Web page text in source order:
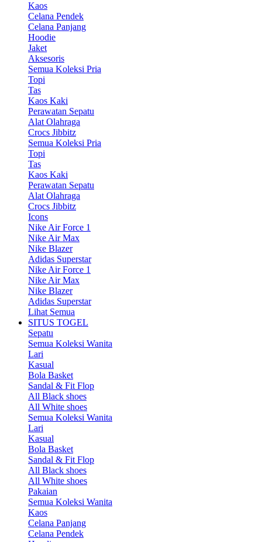
Kaos
Celana Pendek
Celana Panjang
Hoodie
Jaket
Aksesoris
Semua Koleksi Pria
Topi
Tas
Kaos Kaki
Perawatan Sepatu
Alat Olahraga
Crocs Jibbitz
Semua Koleksi Pria
Topi
Tas
Kaos Kaki
Perawatan Sepatu
Alat Olahraga
Crocs Jibbitz
Icons
Nike Air Force 1
Nike Air Max
Nike Blazer
Adidas Superstar
Nike Air Force 1
Nike Air Max
Nike Blazer
Adidas Superstar
Lihat Semua
SITUS TOGEL
Sepatu
Semua Koleksi Wanita
Lari
Kasual
Bola Basket
Sandal & Fit Flop
All Black shoes
All White shoes
Semua Koleksi Wanita
Lari
Kasual
Bola Basket
Sandal & Fit Flop
All Black shoes
All White shoes
Pakaian
Semua Koleksi Wanita
Kaos
Celana Panjang
Celana Pendek